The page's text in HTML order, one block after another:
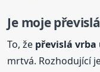
Je moje
To, že převislávrba
mrtvá. Rozhodující